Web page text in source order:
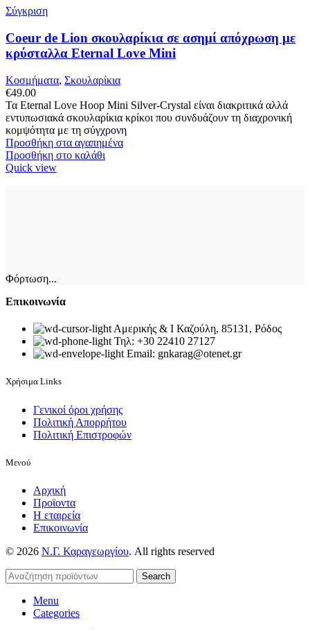
Σύγκριση
Coeur de Lion σκουλαρίκια σε ασημί απόχρωση με
κρύσταλλα Eternal Love Mini
Κοσμήματα, Σκουλαρίκια
€49.00
Τα Eternal Love Hoop Mini Silver-Crystal είναι διακριτικά αλλά
εντυπωσιακά σκουλαρίκια κρίκοι που συνδυάζουν τη διαχρονική
κομψότητα με τη σύγχρονη
Προσθήκη στα αγαπημένα
Προσθήκη στο καλάθι
Quick view
Φόρτωση...
Επικοινωνία
Αμερικής & Ι Καζούλη, 85131, Ρόδος
Τηλ: +30 22410 27127
Email: gnkarag@otenet.gr
Χρήσιμα Links
Γενικοί όροι χρήσης
Πολιτική Απορρήτου
Πολιτική Επιστροφών
Μενού
Αρχική
Προϊοντα
Η εταιρεία
Επικοινωνία
© 2026 Ν.Γ. Καραγεωργίου. All rights reserved
Search
Menu
Categories